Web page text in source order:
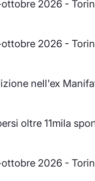
2026 -
2026 -
nell'ex
oltre 11mila
2026 -